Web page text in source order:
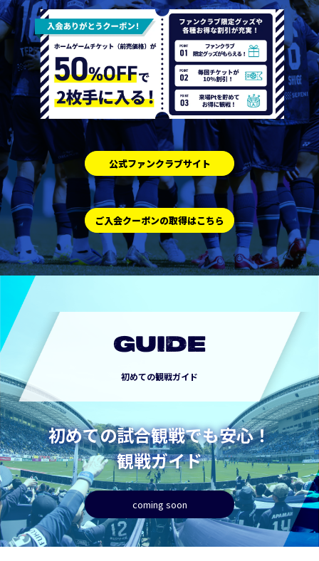
公式ファンクラブサイト
ご入会クーポンの取得はこちら
GUIDE
初めての観戦ガイド
初めての試合観戦でも安心！
観戦ガイド
coming soon